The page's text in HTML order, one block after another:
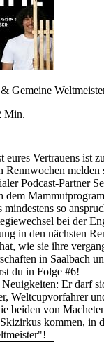
Gemeine
Min.
eures Vertrauens ist
Rennwochen
Podcast-Partner
mindestens so
bei der
in den nächsten
wie sie ihre
in Saalbach
du in Folge #6!
Er darf
Weltcupvorfahrer
beiden von
kommen, in